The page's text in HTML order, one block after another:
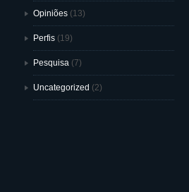
Opiniões (13)
Perfis (19)
Pesquisa (7)
Uncategorized (2)